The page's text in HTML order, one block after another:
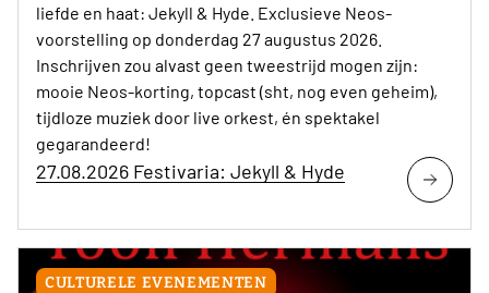
liefde en haat: Jekyll & Hyde. Exclusieve Neos-
voorstelling op donderdag 27 augustus 2026.
Inschrijven zou alvast geen tweestrijd mogen zijn:
mooie Neos-korting, topcast (sht, nog even geheim),
tijdloze muziek door live orkest, én spektakel
gegarandeerd!
27.08.2026 Festivaria: Jekyll & Hyde
CULTURELE EVENEMENTEN